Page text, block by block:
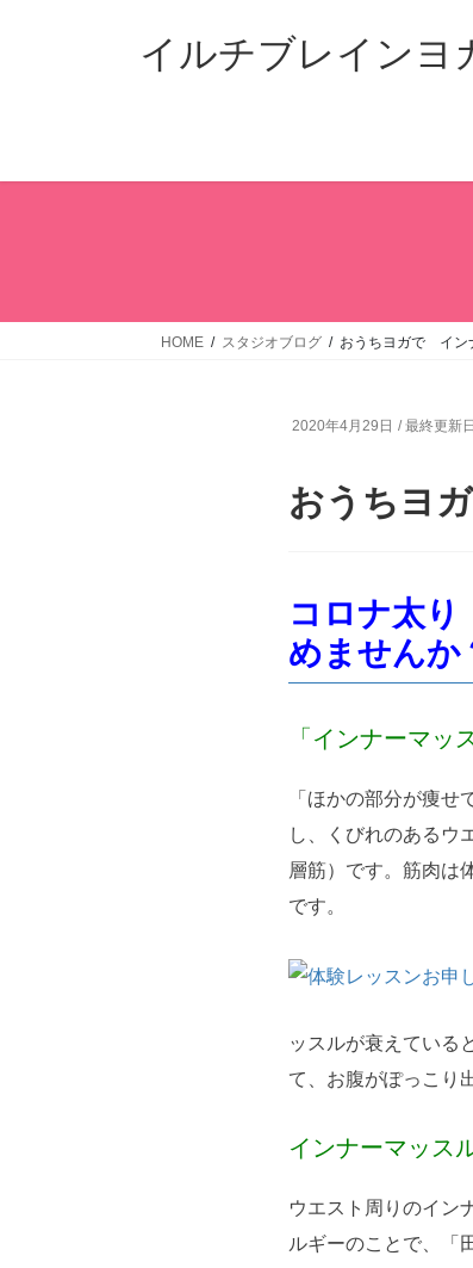
ス
ン
イルチブレインヨ
HOME スタジオブログ おうちヨガで イン
2020年4月29日 / 最終更新
おうちヨ
コロナ太
めませんか
「インナーマッ
「ほかの部分が痩
し、くびれのあるウ
層筋）です。筋肉は
です。
ッスルが衰えている
て、お腹がぽっこり
インナーマッス
ウエスト周りのイン
ルギーのことで、「